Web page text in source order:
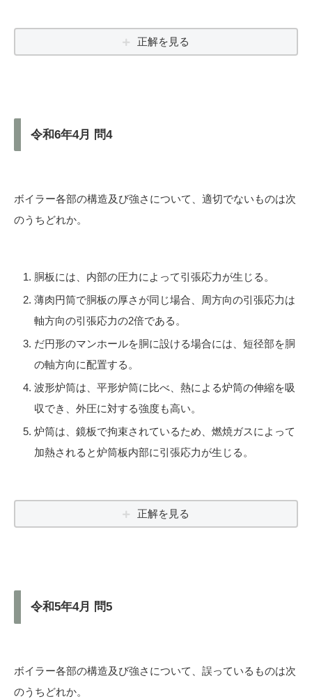
正解を見る
令和6年4月 問4
ボイラー各部の構造及び強さについて、適切でないものは次
のうちどれか。
胴板には、内部の圧力によって引張応力が生じる。
薄肉円筒で胴板の厚さが同じ場合、周方向の引張応力は
軸方向の引張応力の2倍である。
だ円形のマンホールを胴に設ける場合には、短径部を胴
の軸方向に配置する。
波形炉筒は、平形炉筒に比べ、熱による炉筒の伸縮を吸
収でき、外圧に対する強度も高い。
炉筒は、鏡板で拘束されているため、燃焼ガスによって
加熱されると炉筒板内部に引張応力が生じる。
正解を見る
令和5年4月 問5
ボイラー各部の構造及び強さについて、誤っているものは次
のうちどれか。